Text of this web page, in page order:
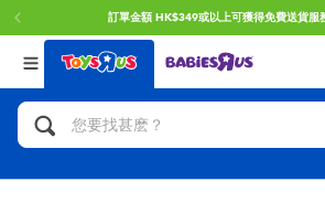
訂單金額 HK$349或以上可獲得免費送貨服務。
返回
分類目錄
人氣英雄,角色扮演,射擊玩具
返回
品牌
Brunch Brother 早午餐兄弟
返回
年齢
0~2歳